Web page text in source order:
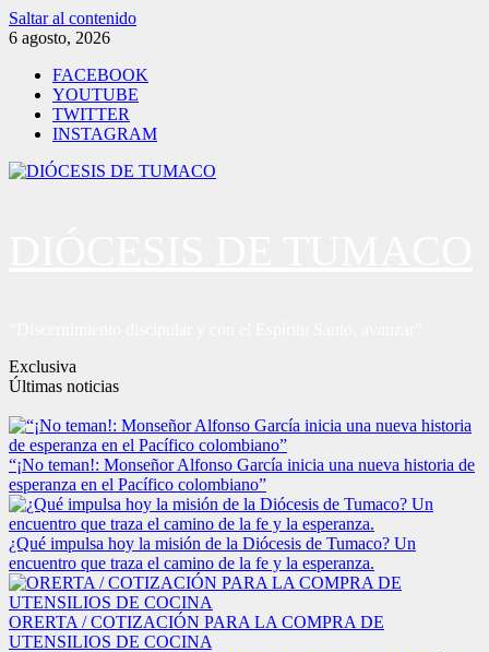
Saltar al contenido
6 agosto, 2026
FACEBOOK
YOUTUBE
TWITTER
INSTAGRAM
Exclusiva
Últimas noticias
“¡No teman!: Monseñor Alfonso García inicia una nueva historia de
esperanza en el Pacífico colombiano”
¿Qué impulsa hoy la misión de la Diócesis de Tumaco? Un
encuentro que traza el camino de la fe y la esperanza.
ORERTA / COTIZACIÓN PARA LA COMPRA DE
UTENSILIOS DE COCINA